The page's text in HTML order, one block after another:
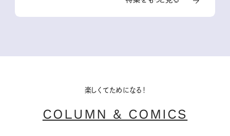
楽しくてためになる！
COLUMN & COMICS